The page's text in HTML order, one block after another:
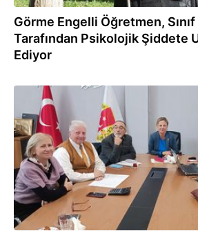
Görme Engelli Öğretmen,
Tarafından Psikolojik Şiddete
Ediyor
15.01.2024